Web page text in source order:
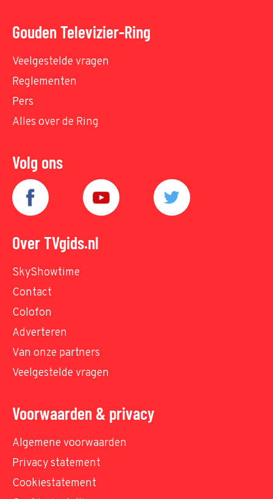
Gouden Televizier-Ring
Veelgestelde vragen
Reglementen
Pers
Alles over de Ring
Volg ons
Over TVgids.nl
SkyShowtime
Contact
Colofon
Adverteren
Van onze partners
Veelgestelde vragen
Voorwaarden & privacy
Algemene voorwaarden
Privacy statement
Cookiestatement